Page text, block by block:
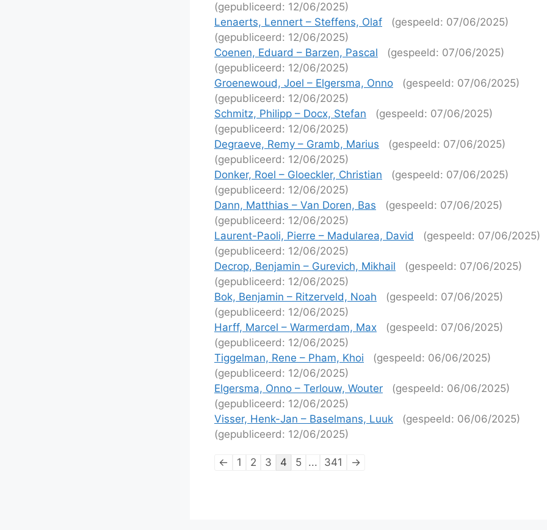
(gepubliceerd: 12/06/2025)
Lenaerts, Lennert – Steffens, Olaf
(gespeeld: 07/06/2025)
(gepubliceerd: 12/06/2025)
Coenen, Eduard – Barzen, Pascal
(gespeeld: 07/06/2025)
(gepubliceerd: 12/06/2025)
Groenewoud, Joel – Elgersma, Onno
(gespeeld: 07/06/2025)
(gepubliceerd: 12/06/2025)
Schmitz, Philipp – Docx, Stefan
(gespeeld: 07/06/2025)
(gepubliceerd: 12/06/2025)
Degraeve, Remy – Gramb, Marius
(gespeeld: 07/06/2025)
(gepubliceerd: 12/06/2025)
Donker, Roel – Gloeckler, Christian
(gespeeld: 07/06/2025)
(gepubliceerd: 12/06/2025)
Dann, Matthias – Van Doren, Bas
(gespeeld: 07/06/2025)
(gepubliceerd: 12/06/2025)
Laurent-Paoli, Pierre – Madularea, David
(gespeeld: 07/06/2025)
(gepubliceerd: 12/06/2025)
Decrop, Benjamin – Gurevich, Mikhail
(gespeeld: 07/06/2025)
(gepubliceerd: 12/06/2025)
Bok, Benjamin – Ritzerveld, Noah
(gespeeld: 07/06/2025)
(gepubliceerd: 12/06/2025)
Harff, Marcel – Warmerdam, Max
(gespeeld: 07/06/2025)
(gepubliceerd: 12/06/2025)
Tiggelman, Rene – Pham, Khoi
(gespeeld: 06/06/2025)
(gepubliceerd: 12/06/2025)
Elgersma, Onno – Terlouw, Wouter
(gespeeld: 06/06/2025)
(gepubliceerd: 12/06/2025)
Visser, Henk-Jan – Baselmans, Luuk
(gespeeld: 06/06/2025)
(gepubliceerd: 12/06/2025)
Lijstnavigatie
← 1 2 3 4 5 ... 341 →